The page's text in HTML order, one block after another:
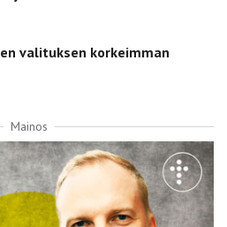
valituksen korkeimman
Mainos